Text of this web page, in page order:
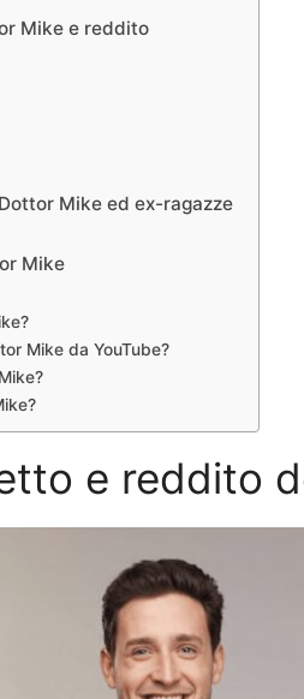
Mike e reddito
Mike ed ex-ragazze
Mike
Mike da YouTube?
e reddito